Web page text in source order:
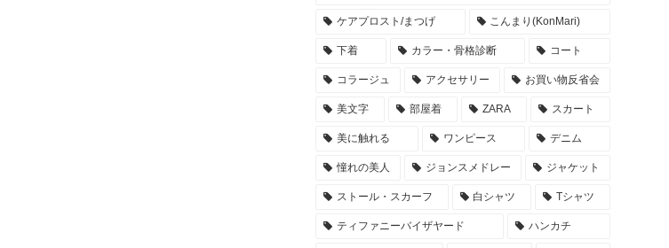
ケアプロスト/まつげ こんまり(KonMari)
下着 カラー・骨格診断 コート
コラージュ アクセサリー お買い物反省会
美文字 部屋着 ZARA スカート
美に触れる ワンピース デニム
憧れの美人 ジョンスメドレー ジャケット
ストール・スカーフ 白シャツ Tシャツ
ティファニーバイザヤード ハンカチ